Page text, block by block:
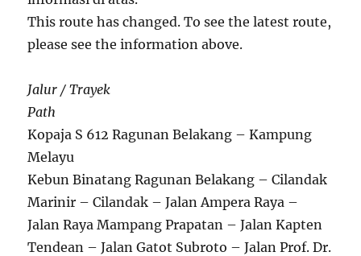
This route has changed. To see the latest route,
please see the information above.
Jalur / Trayek
Path
Kopaja S 612 Ragunan Belakang – Kampung
Melayu
Kebun Binatang Ragunan Belakang – Cilandak
Marinir – Cilandak – Jalan Ampera Raya –
Jalan Raya Mampang Prapatan – Jalan Kapten
Tendean – Jalan Gatot Subroto – Jalan Prof. Dr.